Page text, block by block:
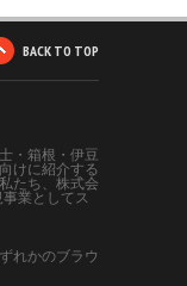
BACK TO TOP
・箱根・伊豆
けに紹介する
たち、株式会
業としてス
れかのブラウ